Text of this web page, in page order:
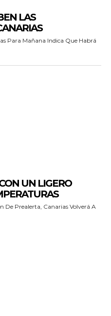
LAS
Para Mañana Indica Que Habrá
UN LIGERO
De Prealerta, Canarias Volverá A